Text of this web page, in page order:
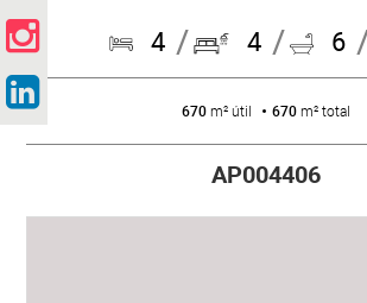
4 4 6
670m² útil 670m² total
AP004406